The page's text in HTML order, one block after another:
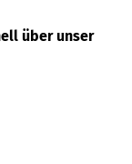
über unser